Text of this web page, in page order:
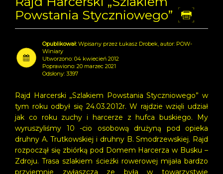
Powstania Styczniowego”
Wpisany przez Łukasz Drobek, autor: POW-
Winiary
Utworzono: 04 kwiecień 2012
Poprawiono: 20 marzec 2021
Odsłony: 3397
Rajd Harcerski „Szlakiem Powstania Styczniowego” w
tym roku odbył się 24.03.2012r. W rajdzie wzięli udział
jak co roku zuchy i harcerze z hufca buskiego. My
wyruszyliśmy 10 -cio osobową drużyną pod opieka
druhny A. Trutkowskiej i druhny B. Smodrzewskiej. Rajd
rozpoczął się zbiórką pod Domem Harcerza w Busku –
Zdroju. Trasa szlakiem ścieżki rowerowej mijała bardzo
przyjemnie zwłaszcza ze była w towarzystwie